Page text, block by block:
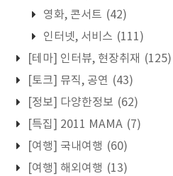
영화, 콘서트 (42)
인터넷, 서비스 (111)
[테마] 인터뷰, 현장취재 (125)
[토크] 뮤직, 공연 (43)
[정보] 다양한정보 (62)
[특집] 2011 MAMA (7)
[여행] 국내여행 (60)
[여행] 해외여행 (13)